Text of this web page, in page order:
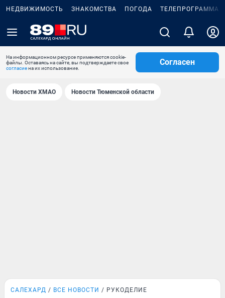
НЕДВИЖИМОСТЬ ЗНАКОМСТВА ПОГОДА ТЕЛЕПРОГРАММА
На информационном ресурсе применяются cookie-
файлы. Оставаясь на сайте, вы подтверждаете свое
согласиена их использование.
Согласен
Новости ХМАО Новости Тюменской области
САЛЕХАРД ВСЕ НОВОСТИ РУКОДЕЛИЕ